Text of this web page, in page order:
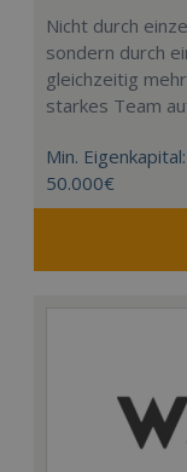
Nicht durch
sondern durch
gleichzeitig
starkes Team
Min. Eigenkapital:
50.000€